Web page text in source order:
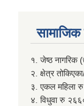
सामाजिक
१. जेष्ठ नागरिक
२. क्षेत्र
३. एकल महिला
४. विधुवा रु